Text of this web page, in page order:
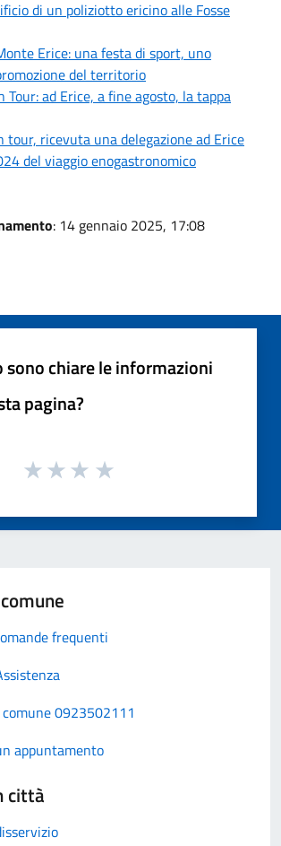
di un poliziotto ericino alle Fosse
Erice: una festa di sport, uno
del territorio
Tour: ad Erice, a fine agosto, la tappa
tour, ricevuta una delegazione ad Erice
del viaggio enogastronomico
: 14 gennaio 2025, 17:08
sono chiare le informazioni
pagina?
frequenti
0923502111
appuntamento
città